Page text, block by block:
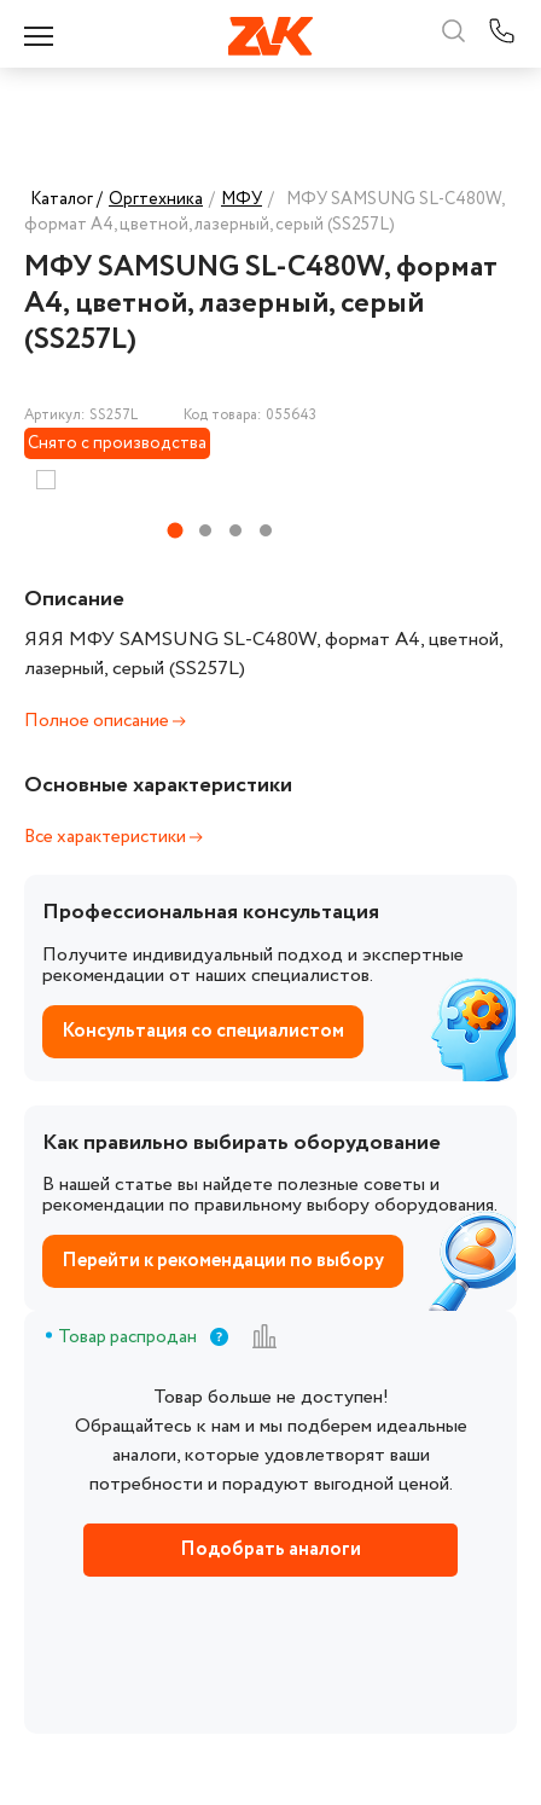
Каталог / Оргтехника / МФУ / МФУ SAMSUNG SL-C480W,
формат А4, цветной, лазерный, серый (SS257L)
МФУ SAMSUNG SL-C480W, формат
А4, цветной, лазерный, серый
(SS257L)
Артикул: SS257L Код товара: 055643
Снято с производства
Описание
ЯЯЯ МФУ SAMSUNG SL-C480W, формат А4, цветной,
лазерный, серый (SS257L)
Полное описание
Основные характеристики
Все характеристики
Профессиональная консультация
Получите индивидуальный подход и экспертные
рекомендации от наших специалистов.
Консультация со специалистом
Как правильно выбирать оборудование
В нашей статье вы найдете полезные советы и
рекомендации по правильному выбору оборудования.
Перейти к рекомендации по выбору
Товар распродан
Товар больше не доступен!
Обращайтесь к нам и мы подберем идеальные
аналоги, которые удовлетворят ваши
потребности и порадуют выгодной ценой.
Подобрать аналоги